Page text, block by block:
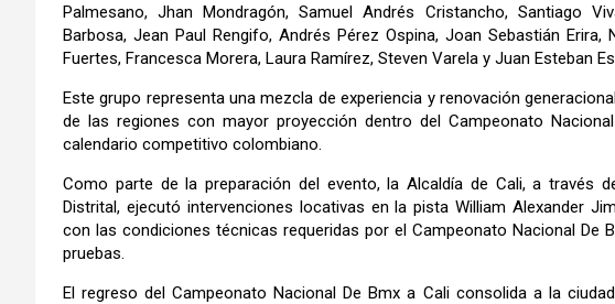
Palmesano, Jhan Mondragón, Samuel Andrés Cristancho, Santiago
Barbosa, Jean Paul Rengifo, Andrés Pérez Ospina, Joan Sebastián
Fuertes, Francesca Morera, Laura Ramírez, Steven Varela y Juan Esteban
Este grupo representa una mezcla de experiencia y renovación
de las regiones con mayor proyección dentro del Campeonato
calendario competitivo colombiano.
Como parte de la preparación del evento, la Alcaldía de Cali, a través
Distrital, ejecutó intervenciones locativas en la pista William Alexander
con las condiciones técnicas requeridas por el Campeonato Nacional De
pruebas.
El regreso del Campeonato Nacional De Bmx a Cali consolida a la